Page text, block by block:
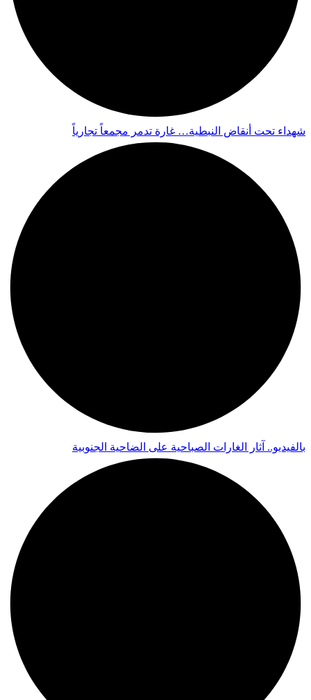
شهداء تحت أنقاض النبطية… غارة تدمر مجمعاً تجارياً
بالفيديو.. آثار الغارات الصباحية على الضاحية الجنوبية